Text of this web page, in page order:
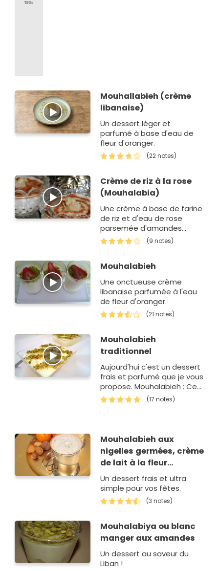
Mouhallabieh (crème
libanaise)
Un dessert léger et
parfumé à base d'eau de
fleur d'oranger.
(22 notes)
Crème de riz à la rose
(Mouhalabia)
Une crème à base de farine
de riz et d'eau de rose
parsemée d'amandes
éffilées et de cannelle.
(9 notes)
Mouhalabieh
Une onctueuse crème
libanaise parfumée à l'eau
de fleur d'oranger.
(21 notes)
Mouhalabieh
traditionnel
Aujourd'hui c'est un dessert
frais et parfumé que je vous
propose. Mouhalabieh : Cet
entremet libanais à base
de lait et parfumé à la fleur
(17 notes)
Mouhalabieh aux
nigelles germées, crème
de lait à la fleur
d'oranger
Un dessert frais et ultra
simple pour vos fêtes.
(3 notes)
Mouhalabiya ou blanc
manger aux amandes
Un dessert au saveur du
Liban !